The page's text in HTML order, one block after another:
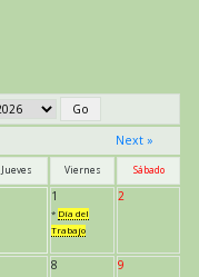
Next »
Jueves Viernes Sábado
1
* Día del
Trabajo
2
8 9